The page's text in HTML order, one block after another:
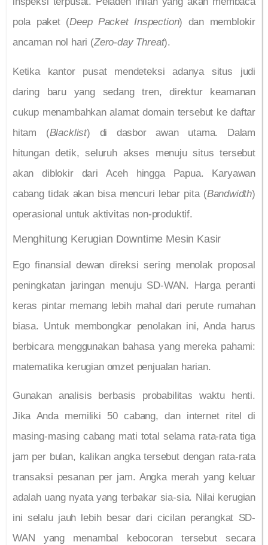
pola paket (Deep Packet Inspection) dan memblokir
ancaman nol hari (Zero-day Threat).
Ketika kantor pusat mendeteksi adanya situs judi
daring baru yang sedang tren, direktur keamanan
cukup menambahkan alamat domain tersebut ke daftar
hitam (Blacklist) di dasbor awan utama. Dalam
hitungan detik, seluruh akses menuju situs tersebut
akan diblokir dari Aceh hingga Papua. Karyawan
cabang tidak akan bisa mencuri lebar pita (Bandwidth)
operasional untuk aktivitas non-produktif.
Menghitung Kerugian Downtime Mesin Kasir
Ego finansial dewan direksi sering menolak proposal
peningkatan jaringan menuju SD-WAN. Harga peranti
keras pintar memang lebih mahal dari perute rumahan
biasa. Untuk membongkar penolakan ini, Anda harus
berbicara menggunakan bahasa yang mereka pahami:
matematika kerugian omzet penjualan harian.
Gunakan analisis berbasis probabilitas waktu henti.
Jika Anda memiliki 50 cabang, dan internet ritel di
masing-masing cabang mati total selama rata-rata tiga
jam per bulan, kalikan angka tersebut dengan rata-rata
transaksi pesanan per jam. Angka merah yang keluar
adalah uang nyata yang terbakar sia-sia. Nilai kerugian
ini selalu jauh lebih besar dari cicilan perangkat SD-
WAN yang menambal kebocoran tersebut secara